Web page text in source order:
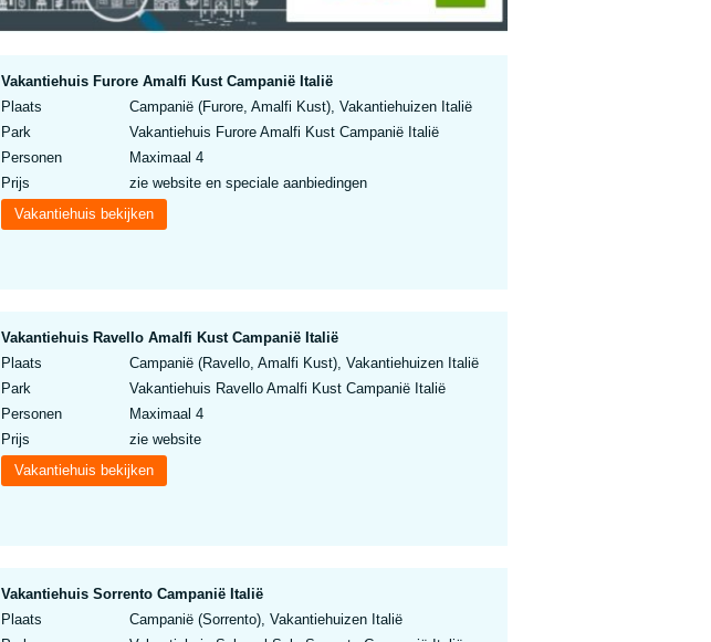
Vakantiehuis Furore Amalfi Kust Campanië Italië
Plaats
Campanië (Furore, Amalfi Kust), Vakantiehuizen Italië
Park
Vakantiehuis Furore Amalfi Kust Campanië Italië
Personen
Maximaal 4
Prijs
zie website en speciale aanbiedingen
Vakantiehuis bekijken
Vakantiehuis Ravello Amalfi Kust Campanië Italië
Plaats
Campanië (Ravello, Amalfi Kust), Vakantiehuizen Italië
Park
Vakantiehuis Ravello Amalfi Kust Campanië Italië
Personen
Maximaal 4
Prijs
zie website
Vakantiehuis bekijken
Vakantiehuis Sorrento Campanië Italië
Plaats
Campanië (Sorrento), Vakantiehuizen Italië